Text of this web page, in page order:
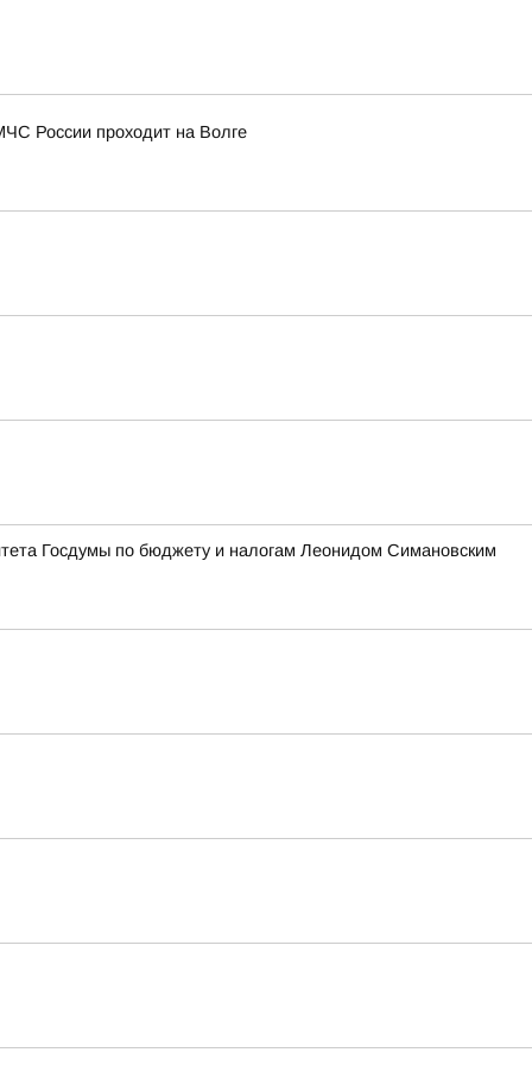
России проходит на Волге
Госдумы по бюджету и налогам Леонидом Симановским